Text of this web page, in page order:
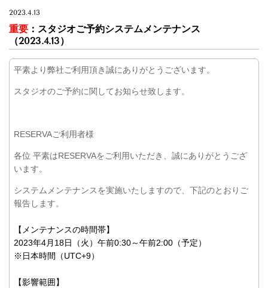
2023.4.13
重要 ：スタジオご予約システムメンテナンス
（2023.4.13）
平素より弊社ご利用頂き誠にありがとうございます。
スタジオのご予約に関してお知らせ致します。
RESERVAご利用者様
各位 平素はRESERVAをご利用いただき、誠にありがとうござ
います。
システムメンテナンスを実施いたしますので、下記のとおりご
報告します。
【メンテナンスの時間帯】
2023年4月18日
（火）午前0:30～午前2:00（予定）
※日本時間（UTC+9）
【影響範囲】